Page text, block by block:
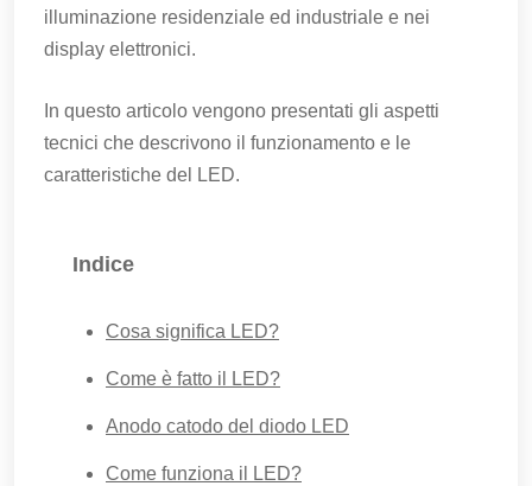
illuminazione residenziale ed industriale e nei
display elettronici.
In questo articolo vengono presentati gli aspetti
tecnici che descrivono il funzionamento e le
caratteristiche del LED.
Indice
Cosa significa LED?
Come è fatto il LED?
Anodo catodo del diodo LED
Come funziona il LED?